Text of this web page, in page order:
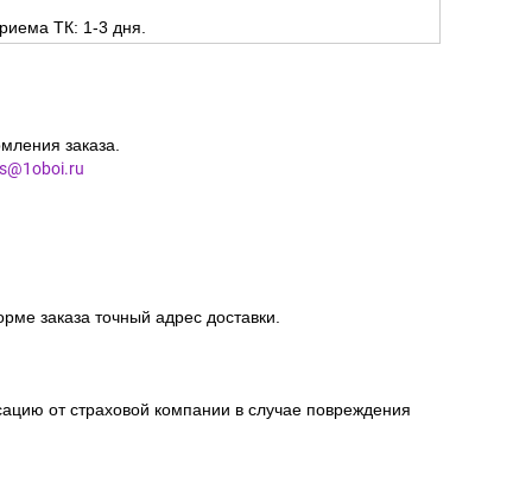
ТК: 1-3 дня.
заказа.
заказа точный адрес доставки.
от страховой компании в случае повреждения